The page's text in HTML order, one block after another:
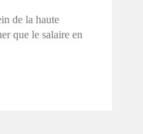
de la haute
que le salaire en